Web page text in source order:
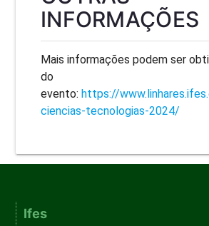
INFORMAÇÕES
Mais informações podem ser
do
evento: https://
ciencias-tecnologias-2024/
Ifes